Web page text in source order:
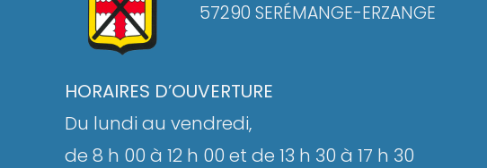
57290 SERÉMANGE-ERZANGE
HORAIRES D’OUVERTURE
Du lundi au vendredi,
de 8 h 00 à 12 h 00 et de 13 h 30 à 17 h 30